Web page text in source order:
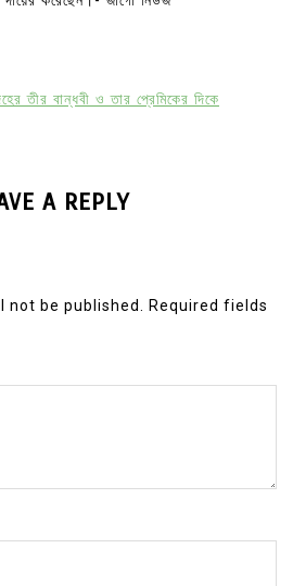
তীর বান্ধবী ও তার প্রেমিকের দিকে
A REPLY
not be published.
Required fields